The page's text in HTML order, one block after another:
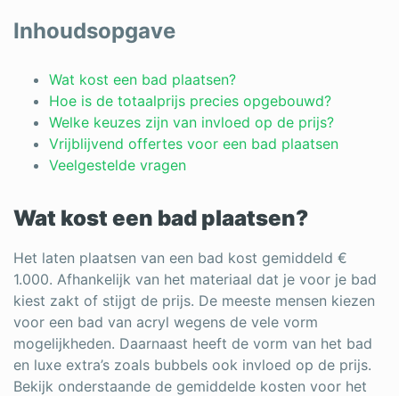
Zonwering
Bent u een vakspecialist?
Log in
Inhoudsopgave
Wat kost een bad plaatsen?
Hoe is de totaalprijs precies opgebouwd?
Welke keuzes zijn van invloed op de prijs?
Vrijblijvend offertes voor een bad plaatsen
Veelgestelde vragen
Wat kost een bad plaatsen?
Het laten plaatsen van een bad kost gemiddeld €
1.000. Afhankelijk van het materiaal dat je voor je bad
kiest zakt of stijgt de prijs. De meeste mensen kiezen
voor een bad van acryl wegens de vele vorm
mogelijkheden. Daarnaast heeft de vorm van het bad
en luxe extra’s zoals bubbels ook invloed op de prijs.
Bekijk onderstaande de gemiddelde kosten voor het